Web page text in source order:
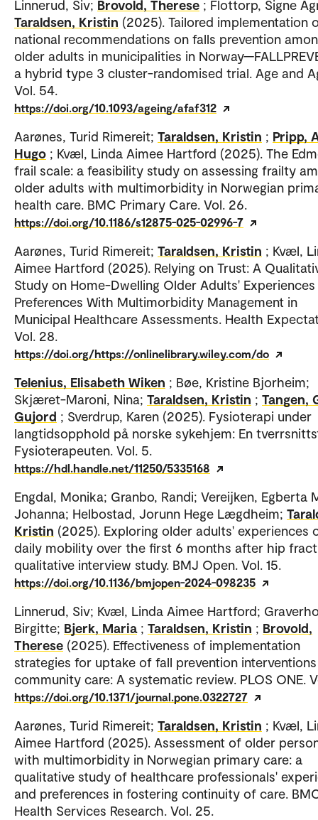
Linnerud, Siv; Brovold, Therese ; Flottorp, Signe
Taraldsen, Kristin (2025). Tailored implementation
national recommendations on falls prevention
older adults in municipalities in
a hybrid type 3 cluster-randomised trial. Age and
Vol. 54.
https://doi.org/10.1093/ageing/afaf312
Aarønes, Turid Rimereit; Taraldsen, Kristin ; Pripp,
Hugo ; Kvæl, Linda Aimee Hartford (2025). The
frail scale: a feasibility study on assessing frailty
older adults with multimorbidity in Norwegian
health care. BMC Primary Care. Vol. 26.
https://doi.org/10.1186/s12875-025-02996-7
Aarønes, Turid Rimereit; Taraldsen, Kristin ; Kvæl,
Aimee Hartford (2025). Relying on Trust: A
Study on Home-Dwelling Older Adults'
Preferences With Multimorbidity Management in
Municipal Healthcare Assessments. Health
Vol. 28.
https://doi.org/https://onlinelibrary.wiley.com/do
Telenius, Elisabeth Wiken ; Bøe, Kristine Bjorheim;
Skjæret-Maroni, Nina; Taraldsen, Kristin ; Tangen,
Gujord ; Sverdrup, Karen (2025). Fysioterapi under
langtidsopphold på norske sykehjem: En
Fysioterapeuten. Vol. 5.
https://hdl.handle.net/11250/5335168
Engdal, Monika; Granbo, Randi; Vereijken, Egberta
Johanna; Helbostad, Jorunn Hege Lægdheim;
Kristin (2025). Exploring older adults' experiences
daily mobility over the first 6 months after hip
qualitative interview study. BMJ Open. Vol. 15.
https://doi.org/10.1136/bmjopen-2024-098235
Linnerud, Siv; Kvæl, Linda Aimee Hartford;
Birgitte; Bjerk, Maria ; Taraldsen, Kristin ; Brovold,
Therese (2025). Effectiveness of implementation
strategies for uptake of fall prevention
community care: A systematic review. PLOS ONE.
https://doi.org/10.1371/journal.pone.0322727
Aarønes, Turid Rimereit; Taraldsen, Kristin ; Kvæl,
Aimee Hartford (2025). Assessment of older
with multimorbidity in Norwegian primary care: a
qualitative study of healthcare professionals'
and preferences in fostering continuity of care.
Health Services Research. Vol. 25.